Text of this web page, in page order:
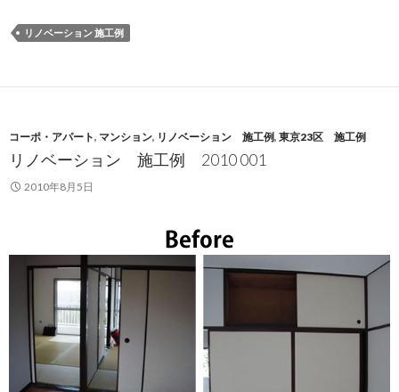
リノベーション 施工例
コーポ・アパート, マンション, リノベーション 施工例, 東京23区 施工例
リノベーション 施工例 2010 001
2010年8月5日